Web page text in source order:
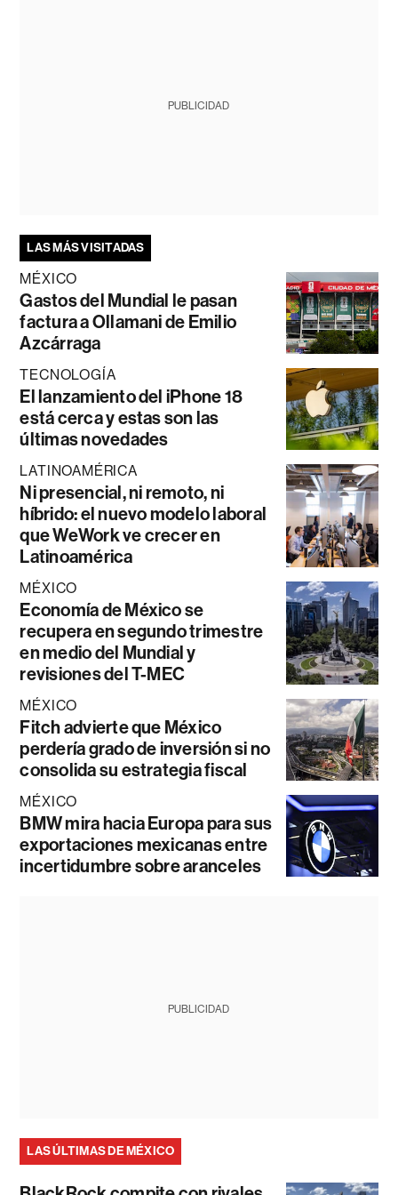
PUBLICIDAD
LAS MÁS VISITADAS
MÉXICO
Gastos del Mundial le pasan
factura a Ollamani de Emilio
Azcárraga
TECNOLOGÍA
El lanzamiento del iPhone 18
está cerca y estas son las
últimas novedades
LATINOAMÉRICA
Ni presencial, ni remoto, ni
híbrido: el nuevo modelo laboral
que WeWork ve crecer en
Latinoamérica
MÉXICO
Economía de México se
recupera en segundo trimestre
en medio del Mundial y
revisiones del T-MEC
MÉXICO
Fitch advierte que México
perdería grado de inversión si no
consolida su estrategia fiscal
MÉXICO
BMW mira hacia Europa para sus
exportaciones mexicanas entre
incertidumbre sobre aranceles
PUBLICIDAD
LAS ÚLTIMAS DE MÉXICO